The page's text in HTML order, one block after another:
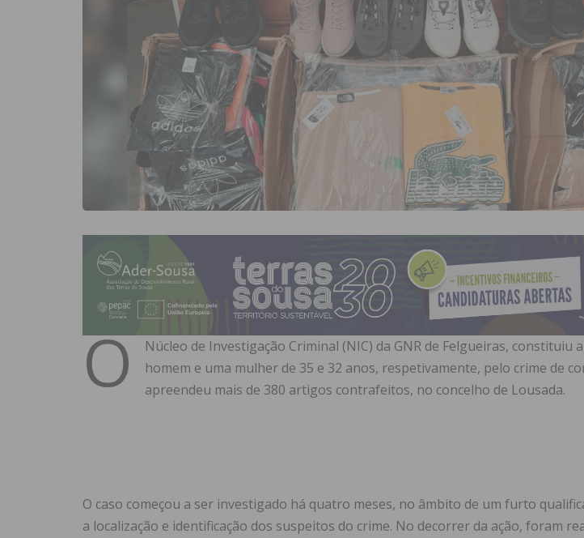
O
Núcleo de Investigação Criminal (NIC) da GNR de Felgueiras, constituiu
homem e uma mulher de 35 e 32 anos, respetivamente, pelo crime de
apreendeu mais de 380 artigos contrafeitos, no concelho de Lousada.
O caso começou a ser investigado há quatro meses, no âmbito de um furto
a localização e identificação dos suspeitos do crime. No decorrer da ação, foram